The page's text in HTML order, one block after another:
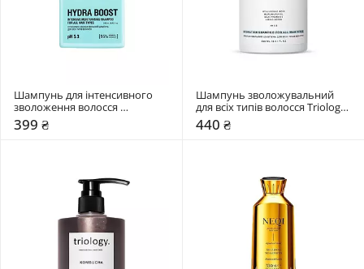
Шампунь для інтенсивного
зволоження волосся
Mr.SCRUBBER Hydra Boost
399 ₴
Шампунь зволожувальний
для всіх типів волосся Triology.
Aquamatrix
440 ₴